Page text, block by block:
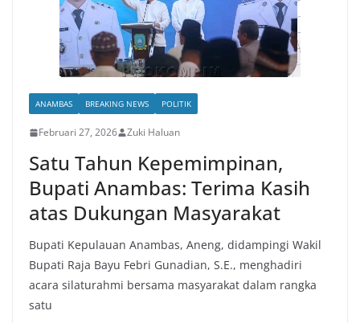
ANAMBAS BREAKING NEWS POLITIK
Februari 27, 2026 Zuki Haluan
Satu Tahun Kepemimpinan,
Bupati Anambas: Terima Kasih
atas Dukungan Masyarakat
Bupati Kepulauan Anambas, Aneng, didampingi Wakil
Bupati Raja Bayu Febri Gunadian, S.E., menghadiri
acara silaturahmi bersama masyarakat dalam rangka
satu